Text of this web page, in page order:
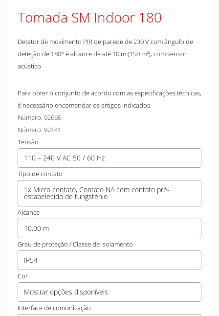
Tomada SM Indoor 180
Detetor de movimento PIR de parede de 230 V com ângulo de
deteção de 180° e alcance de até 10 m (150 m²), com sensor
acústico
Para obter o conjunto de acordo com as especificações técnicas,
é necessário encomendar os artigos indicados.
Número. 92665
Número. 92141
Tensão
110 – 240 V AC 50 / 60 Hz
Tipo de contato
1x Micro contato, Contato NA com contato pré-
estabelecido de tungsténio
Alcance
10,00 m
Grau de proteção / Classe de Isolamento
IP54
Cor
Mostrar opções disponíveis
Interface de comunicação